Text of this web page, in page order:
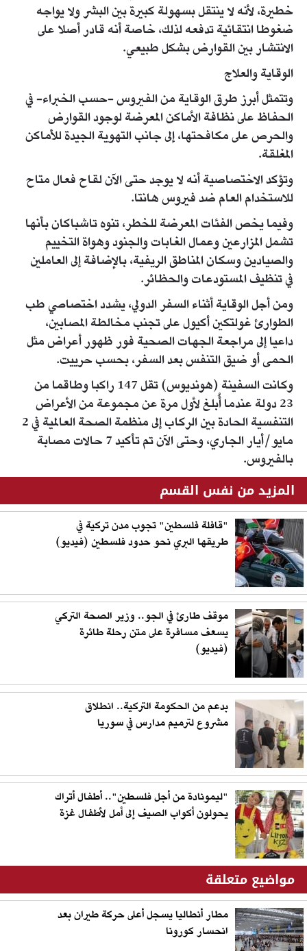
خطيرة، لأنه لا ينتقل بسهولة كبيرة بين البشر ولا يواجه
ضغوطا انتقائية تدفعه لذلك، خاصة أنه قادر أصلا على
الانتشار بين القوارض بشكل طبيعي.
الوقاية والعلاج
وتتمثل أبرز طرق الوقاية من الفيروس -حسب الخبراء- في
الحفاظ على نظافة الأماكن المعرضة لوجود القوارض
والحرص على مكافحتها، إلى جانب التهوية الجيدة للأماكن
المغلقة.
وتؤكد الاختصاصية أنه لا يوجد حتى الآن لقاح فعال متاح
للاستخدام العام ضد فيروس هانتا.
وفيما يخص الفئات المعرضة للخطر، تنوه تاشباكان بأنها
تشمل المزارعين وعمال الغابات والجنود وهواة التخييم
والصيادين وسكان المناطق الريفية، بالإضافة إلى العاملين
في تنظيف المستودعات والحظائر.
ومن أجل الوقاية أثناء السفر الدولي، يشدد اختصاصي طب
الطوارئ غولتكين أكيول على تجنب مخالطة المصابين،
داعيا إلى مراجعة الجهات الصحية فور ظهور أعراض مثل
الحمى أو ضيق التنفس بعد السفر، بحسب حرييت.
وكانت السفينة (هونديوس) تقل 147 راكبا وطاقما من
23 دولة عندما أُبلغ لأول مرة عن مجموعة من الأعراض
التنفسية الحادة بين الركاب إلى منظمة الصحة العالمية في 2
مايو/أيار الجاري، وحتى الآن تم تأكيد 7 حالات مصابة
بالفيروس.
المزيد من نفس القسم
"قافلة فلسطين" تجوب مدن تركية في
طريقها البري نحو حدود فلسطين (فيديو)
موقف طارئ في الجو.. وزير الصحة التركي
يسعف مسافرة على متن رحلة طائرة
(فيديو)
بدعم من الحكومة التركية.. انطلاق
مشروع لترميم مدارس في سوريا
"ليمونادة من أجل فلسطين".. أطفال أتراك
يحولون أكواب الصيف إلى أمل لأطفال غزة
مواضيع متعلقة
مطار أنطاليا يسجل أعلى حركة طيران بعد
انحسار كورونا